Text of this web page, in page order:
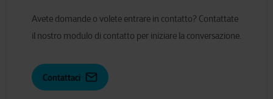
Avete domande o volete entrare in contatto? Contattate
il nostro modulo di contatto per iniziare la conversazione.
Contattaci